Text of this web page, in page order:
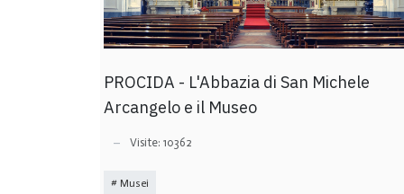
PROCIDA - L'Abbazia di San Michele
Arcangelo e il Museo
Visite: 10362
Musei